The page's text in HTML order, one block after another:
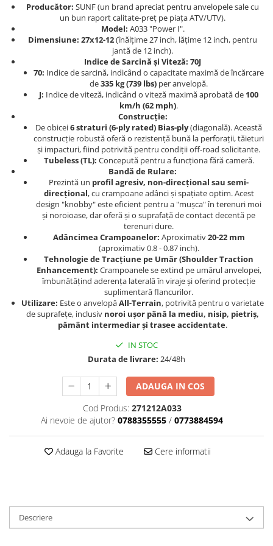
Transmisie, Variator & Ambreiaj
Curele
Intinzatoare Lant
Motor Transmisie
Oala ambreiaj
PATINA GHIDAJ
Pinioane
Piulita ambreiaj & diferential
Role Variator
Schimbatoare Viteza
Tamburi Ambreiaj
Variatoare
Sistem Electric & Electronică
Bloc lumini
Blocuri Comenzi
Contacte
ELECTROMOTOR
Statoare
Termostate
Genti/Rucsacuri
Cagule/Masti
Camasi
Casti
OCHELARI
Copii
Cross - Enduro
Protectii
Armura Moto
Centura Spate
Strada
Parbrize moto
Pedale si Scarite
Scule
Transport
ACCESORII SNOWMOBIL
INTRETINERE MOTO & ATV
Producător: SUNF (un brand apreciat pentru anvelopele sale cu
un bun raport calitate-preț pe piața ATV/UTV).
Model: A033 "Power I".
Dimensiune: 27x12-12(înălțime 27 inch, lățime 12 inch, pentru
jantă de 12 inch).
Indice de Sarcină și Viteză: 70J
70: Indice de sarcină, indicând o capacitate maximă de încărcare
de335 kg (739 lbs) per anvelopă.
J: Indice de viteză, indicând o viteză maximă aprobată de 100
km/h (62 mph).
Construcție:
De obicei6 straturi (6-ply rated) Bias-ply(diagonală). Această
construcție robustă oferă o rezistență bună la perforații, tăieturi
și impacturi, fiind potrivită pentru condiții off-road solicitante.
Tubeless (TL): Concepută pentru a funcționa fără cameră.
Bandă de Rulare:
Prezintă un profil agresiv, non-direcțional sau semi-
direcțional, cu crampoane adânci și spațiate optim. Acest
design "knobby" este eficient pentru a "mușca" în terenuri moi
și noroioase, dar oferă și o suprafață de contact decentă pe
terenuri dure.
Adâncimea Crampoanelor: Aproximativ20-22 mm
(aproximativ 0.8 - 0.87 inch).
Tehnologie de Tracțiune pe Umăr (Shoulder Traction
Enhancement): Crampoanele se extind pe umărul anvelopei,
îmbunătățind aderența laterală în viraje și oferind protecție
suplimentară flancurilor.
Utilizare: Este o anvelopăAll-Terrain, potrivită pentru o varietate
de suprafețe, inclusiv noroi ușor până la mediu, nisip, pietriș,
pământ intermediar și trasee accidentate.
IN STOC
Durata de livrare: 24/48h
ADAUGA IN COS
Cod Produs: 271212A033
Ai nevoie de ajutor? 0788355555 / 0773884594
Adauga la Favorite Cere informatii
Descriere